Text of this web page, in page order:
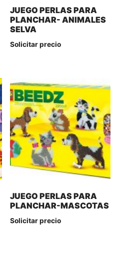
JUEGO PERLAS PARA
PLANCHAR- ANIMALES
SELVA
Solicitar precio
JUEGO PERLAS PARA
PLANCHAR-MASCOTAS
Solicitar precio